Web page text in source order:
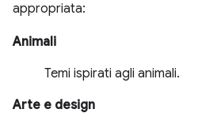
appropriata:
Animali
Temi ispirati agli animali.
Arte e design